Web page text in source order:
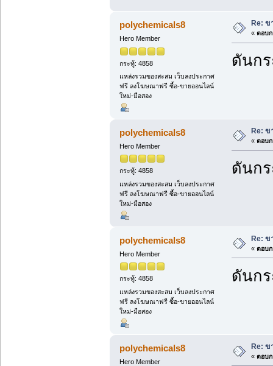
polychemicals8
Hero Member
กระทู้: 4858
แหล่งรวมของสะสม เว็บลงประกาศ
ฟรี ลงโฆษณาฟรี ซื้อ-ขายออนไลน์
ใหม่-มือสอง
Re:
« ตอบก
ดันก
polychemicals8
Hero Member
กระทู้: 4858
แหล่งรวมของสะสม เว็บลงประกาศ
ฟรี ลงโฆษณาฟรี ซื้อ-ขายออนไลน์
ใหม่-มือสอง
Re:
« ตอบก
ดันก
polychemicals8
Hero Member
กระทู้: 4858
แหล่งรวมของสะสม เว็บลงประกาศ
ฟรี ลงโฆษณาฟรี ซื้อ-ขายออนไลน์
ใหม่-มือสอง
Re:
« ตอบก
ดันก
polychemicals8
Hero Member
Re: ข
« ตอบก